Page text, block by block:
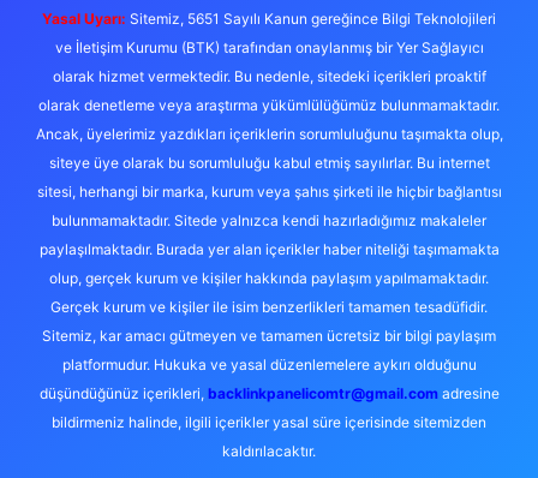
Yasal Uyarı: Sitemiz, 5651 Sayılı Kanun gereğince Bilgi Teknolojileri
ve İletişim Kurumu (BTK) tarafından onaylanmış bir Yer Sağlayıcı
olarak hizmet vermektedir. Bu nedenle, sitedeki içerikleri proaktif
olarak denetleme veya araştırma yükümlülüğümüz bulunmamaktadır.
Ancak, üyelerimiz yazdıkları içeriklerin sorumluluğunu taşımakta olup,
siteye üye olarak bu sorumluluğu kabul etmiş sayılırlar. Bu internet
sitesi, herhangi bir marka, kurum veya şahıs şirketi ile hiçbir bağlantısı
bulunmamaktadır. Sitede yalnızca kendi hazırladığımız makaleler
paylaşılmaktadır. Burada yer alan içerikler haber niteliği taşımamakta
olup, gerçek kurum ve kişiler hakkında paylaşım yapılmamaktadır.
Gerçek kurum ve kişiler ile isim benzerlikleri tamamen tesadüfidir.
Sitemiz, kar amacı gütmeyen ve tamamen ücretsiz bir bilgi paylaşım
platformudur. Hukuka ve yasal düzenlemelere aykırı olduğunu
düşündüğünüz içerikleri, backlinkpanelicomtr@gmail.comadresine
bildirmeniz halinde, ilgili içerikler yasal süre içerisinde sitemizden
kaldırılacaktır.